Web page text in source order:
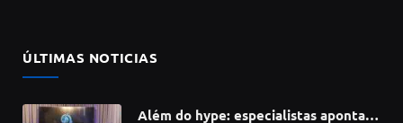
ÚLTIMAS NOTICIAS
Além do hype: especialistas apontam